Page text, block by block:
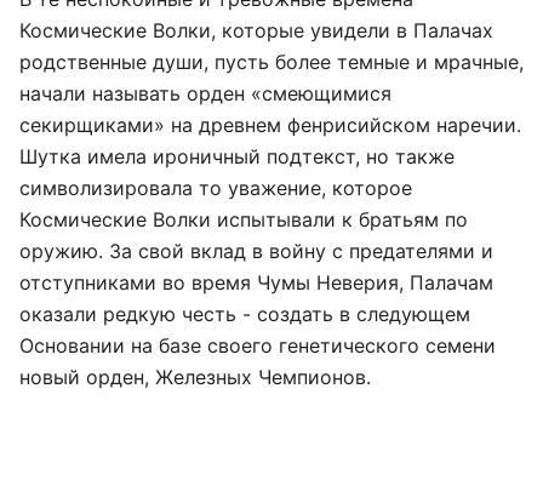
Космические Волки, которые увидели в Палачах
родственные души, пусть более темные и мрачные,
начали называть орден «смеющимися
секирщиками» на древнем фенрисийском наречии.
Шутка имела ироничный подтекст, но также
символизировала то уважение, которое
Космические Волки испытывали к братьям по
оружию. За свой вклад в войну с предателями и
отступниками во время Чумы Неверия, Палачам
оказали редкую честь - создать в следующем
Основании на базе своего генетического семени
новый орден, Железных Чемпионов.